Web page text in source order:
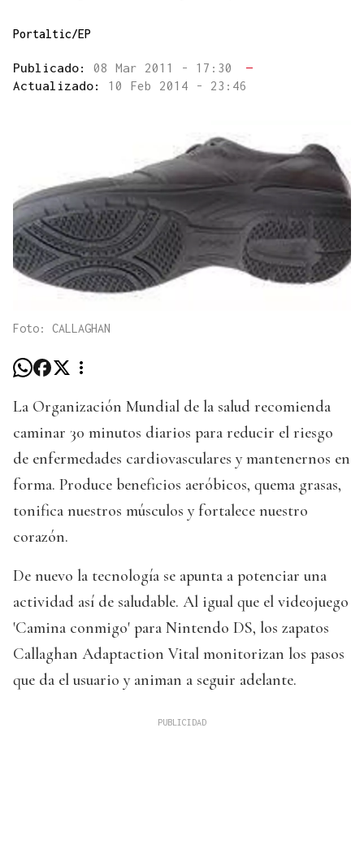
Portaltic/EP
Publicado: 08 Mar 2011 - 17:30
—
Actualizado: 10 Feb 2014 - 23:46
Foto: CALLAGHAN
La Organización Mundial de la salud recomienda
caminar 30 minutos diarios para reducir el riesgo
de enfermedades cardiovasculares y mantenernos en
forma. Produce beneficios aeróbicos, quema grasas,
tonifica nuestros músculos y fortalece nuestro
corazón.
De nuevo la tecnología se apunta a potenciar una
actividad así de saludable. Al igual que el videojuego
'Camina conmigo' para Nintendo DS, los zapatos
Callaghan Adaptaction Vital monitorizan los pasos
que da el usuario y animan a seguir adelante.